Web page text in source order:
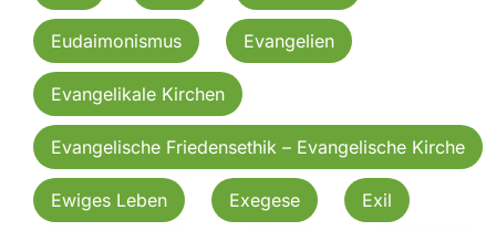
Eudaimonismus Evangelien
Evangelikale Kirchen
Evangelische Friedensethik – Evangelische Kirche
Ewiges Leben Exegese Exil